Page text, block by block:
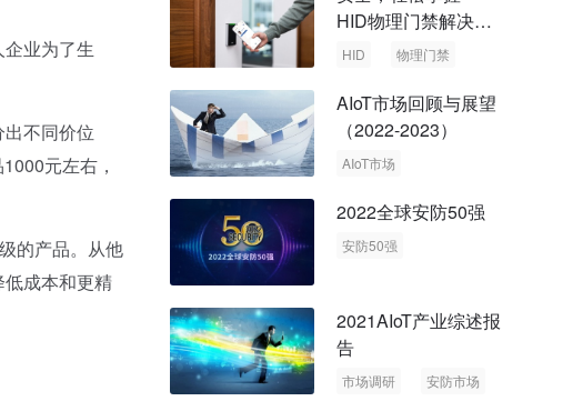
业为了生
不同价位
元左右，
的产品。从他
成本和更精
HID物理门禁解决方
案，启动智慧安全新
HID 物理门禁
AIoT市场回顾与展望
（2022-2023）
AIoT市场
2022全球安防50强
安防50强
2021AIoT产业综述报
告
市场调研
安防市场